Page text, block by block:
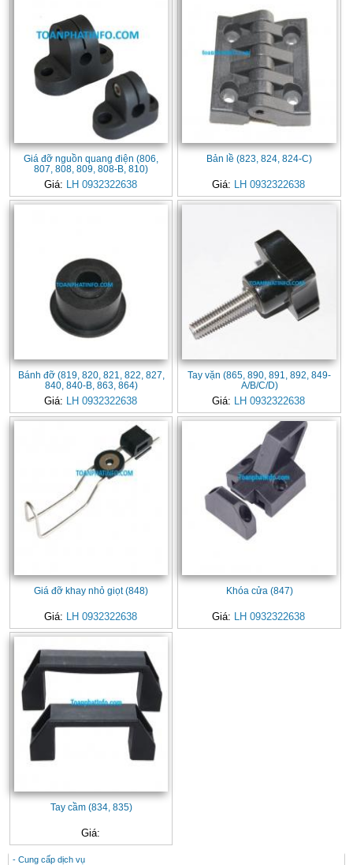
Giá đỡ nguồn quang điện (806,
807, 808, 809, 808-B, 810)
Giá: LH 0932322638
Bản lề (823, 824, 824-C)
Giá: LH 0932322638
Bánh đỡ (819, 820, 821, 822, 827,
840, 840-B, 863, 864)
Giá: LH 0932322638
Tay vặn (865, 890, 891, 892, 849-
A/B/C/D)
Giá: LH 0932322638
Giá đỡ khay nhỏ giọt (848)
Giá: LH 0932322638
Khóa cửa (847)
Giá: LH 0932322638
Tay cầm (834, 835)
Giá:
- Cung cấp dịch vụ